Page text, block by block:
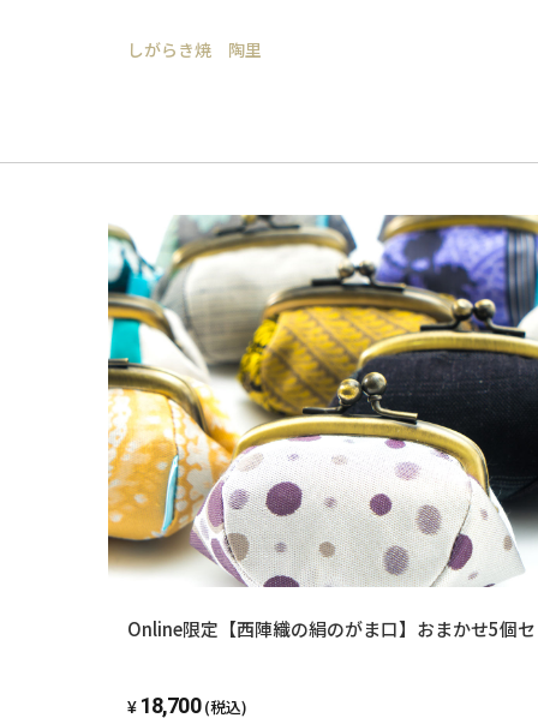
しがらき焼 陶里
Online限定【西陣織の絹のがま口】おまかせ5個
18,700 (税込)